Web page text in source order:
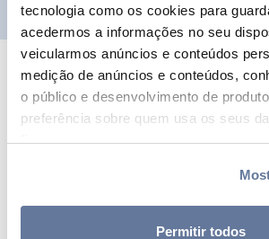
tecnologia como os cookies para
acedermos a informações no seu
veicularmos anúncios e conteúdos
medição de anúncios e conteúdos,
o público e desenvolvimento de
preferência sobre quem usa os seus
fins.
Se permitir, gostaríamos também de:
Recolher informações sobre a
geográfica as quais podem ter
Permitir todos
AS NOSSAS MARCAS
Uma empresa.
marcas